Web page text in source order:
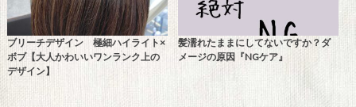
ブリーチデザイン 極細ハイライト×
ボブ【大人かわいいワンランク上の
デザイン】
髪濡れたままにしてないですか？ダ
メージの原因『NGケア』